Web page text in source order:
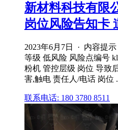
新材料科技有限
岗位风险告知卡
2023年6月7日 · 内容提
等级 低风险 风险点编号
粉机 管控层级 岗位 导致
害,触电 责任人/电话 岗位 .
联系电话: 180 3780 8511